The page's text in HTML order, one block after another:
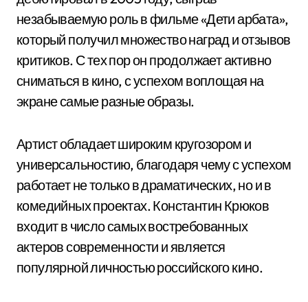
незабываемую роль в фильме «Дети арбата»,
который получил множество наград и отзывов
критиков. С тех пор он продолжает активно
сниматься в кино, с успехом воплощая на
экране самые разные образы.
Артист обладает широким кругозором и
универсальностию, благодаря чему с успехом
работает не только в драматических, но и в
комедийных проектах. Константин Крюков
входит в число самых востребованных
актеров современности и является
популярной личностью российского кино.